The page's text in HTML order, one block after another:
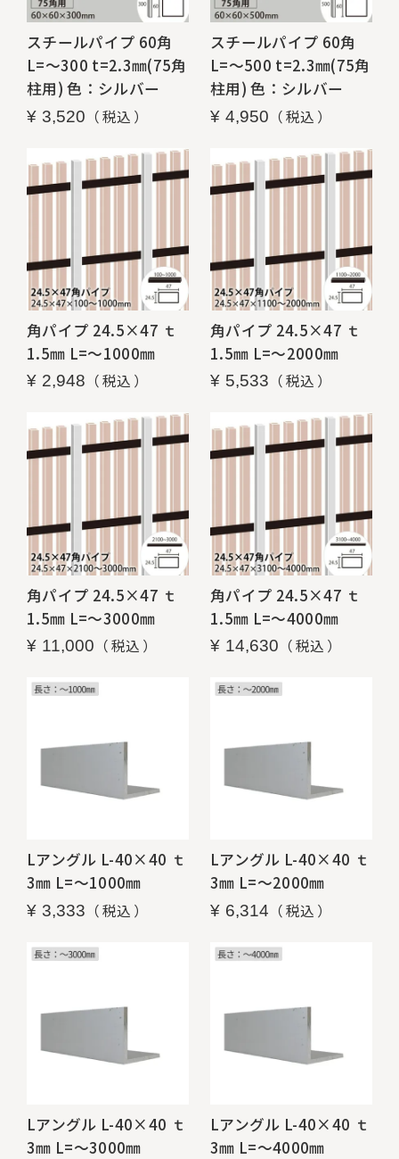
スチールパイプ 60角
L=～300 t=2.3㎜(75角
柱用) 色：シルバー
¥ 3,520 税込
スチールパイプ 60角
L=～500 t=2.3㎜(75角
柱用) 色：シルバー
¥ 4,950 税込
角パイプ 24.5×47 ｔ
1.5㎜ L=～1000㎜
¥ 2,948 税込
角パイプ 24.5×47 ｔ
1.5㎜ L=～2000㎜
¥ 5,533 税込
角パイプ 24.5×47 ｔ
1.5㎜ L=～3000㎜
¥ 11,000 税込
角パイプ 24.5×47 ｔ
1.5㎜ L=～4000㎜
¥ 14,630 税込
Lアングル L-40×40 ｔ
3㎜ L=～1000㎜
¥ 3,333 税込
Lアングル L-40×40 ｔ
3㎜ L=～2000㎜
¥ 6,314 税込
Lアングル L-40×40 ｔ
3㎜ L=～3000㎜
Lアングル L-40×40 ｔ
3㎜ L=～4000㎜